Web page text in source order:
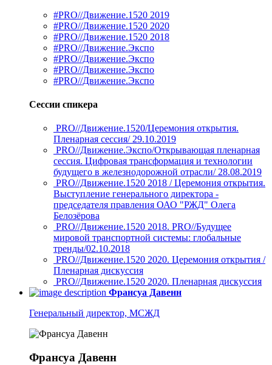
#PRO//Движение.1520 2019
#PRO//Движение.1520 2020
#PRO//Движение.1520 2018
#PRO//Движение.Экспо
#PRO//Движение.Экспо
#PRO//Движение.Экспо
#PRO//Движение.Экспо
Сессии спикера
PRO//Движение.1520/Церемония открытия.
Пленарная сессия/ 29.10.2019
PRO//Движение.Экспо/Открывающая пленарная
сессия. Цифровая трансформация и технологии
будущего в железнодорожной отрасли/ 28.08.2019
PRO//Движение.1520 2018 / Церемония открытия.
Выступление генерального директора -
председателя правления ОАО "РЖД" Олега
Белозёрова
PRO//Движение.1520 2018. PRO//Будущее
мировой транспортной системы: глобальные
тренды/02.10.2018
PRO//Движение.1520 2020. Церемония открытия /
Пленарная дискуссия
PRO//Движение.1520 2020. Пленарная дискуссия
Франсуа Давенн
Генеральный директор, МСЖД
Франсуа Давенн